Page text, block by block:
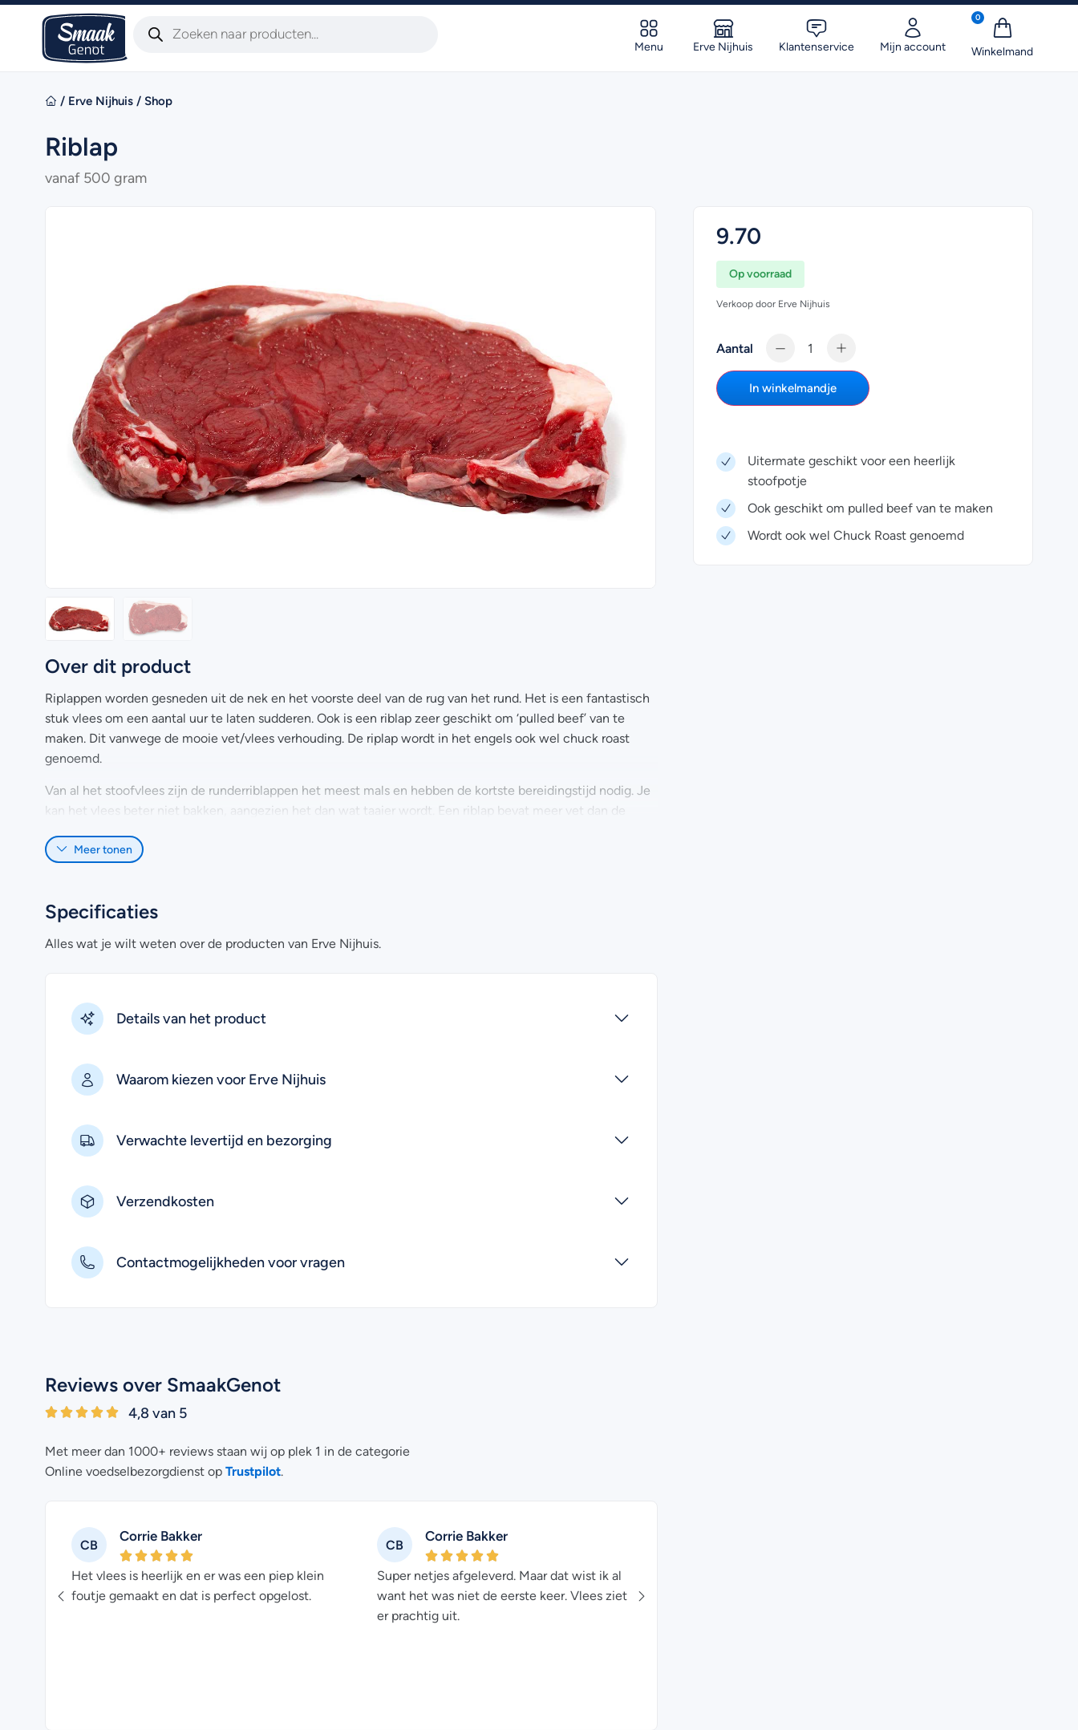
Menu Erve Nijhuis Klantenservice Mijn account
0
/ Erve Nijhuis / Shop
Riblap
vanaf 500 gram
Over dit product
Riplappen worden gesneden uit de nek en het voorste deel van de rug van het rund. Het is een fantastisch
stuk vlees om een aantal uur te laten sudderen. Ook is een riblap zeer geschikt om ‘pulled beef’ van te
maken. Dit vanwege de mooie vet/vlees verhouding. De riplap wordt in het engels ook wel chuck roast
genoemd.
Van al het stoofvlees zijn de runderriblappen het meest mals en hebben de kortste bereidingstijd nodig. Je
kan het vlees beter niet bakken, aangezien het dan wat taaier wordt. Een riblap bevat meer vet dan de
Heb je nog vragen over het online bestellen van riplappen? Kijk dan eens bij de
Meer tonen
Specificaties
Alles wat je wilt weten over de producten van Erve Nijhuis.
Details van het product
Waarom kiezen voor Erve Nijhuis
Verwachte levertijd en bezorging
Verzendkosten
Contactmogelijkheden voor vragen
Reviews over SmaakGenot
4,8 van 5
Met meer dan 1000+ reviews staan wij op plek 1 in de categorie
Online voedselbezorgdienst op Trustpilot.
CB
Corrie Bakker
Het vlees is heerlijk en er was een piep klein
foutje gemaakt en dat is perfect opgelost.
CB
Corrie Bakker
Super netjes afgeleverd. Maar dat wist ik al
want het was niet de eerste keer. Vlees ziet
er prachtig uit.
9.70
Op voorraad
Verkoop door Erve Nijhuis
Aantal
In winkelmandje
Uitermate geschikt voor een heerlijk
stoofpotje
Ook geschikt om pulled beef van te maken
Wordt ook wel Chuck Roast genoemd